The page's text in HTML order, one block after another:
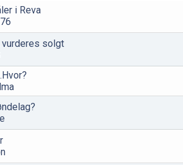
i Reva
vurderes solgt